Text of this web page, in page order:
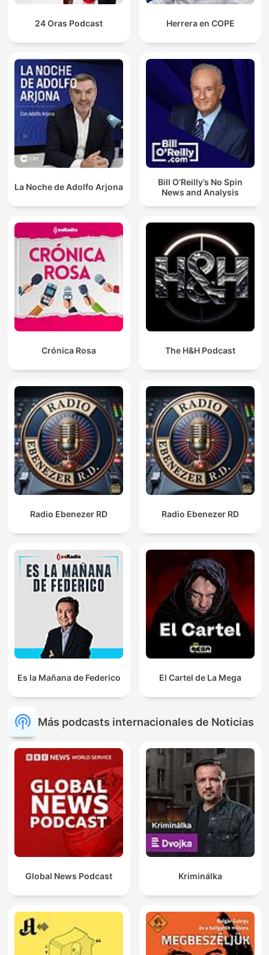
24 Oras Podcast Herrera en COPE
La Noche de Adolfo Arjona
Bill O’Reilly’s No Spin
News and Analysis
Crónica Rosa The H&H Podcast
Radio Ebenezer RD Radio Ebenezer RD
Es la Mañana de Federico El Cartel de La Mega
Más podcasts internacionales de Noticias
Global News Podcast Kriminálka